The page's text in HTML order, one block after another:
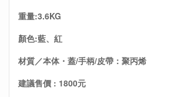
重量:3.6KG
顏色:藍、紅
材質／本体・蓋/手柄/皮帶：聚丙烯
建議售價 : 1800元